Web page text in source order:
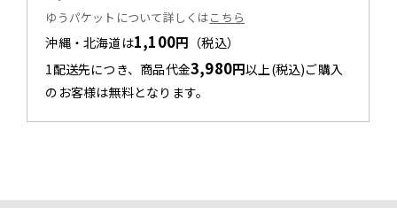
ゆうパケットについて詳しくはこちら
沖縄・北海道は1,100円 （税込）
1配送先につき、商品代金3,980円以上(税込)ご購入
のお客様は無料となります。